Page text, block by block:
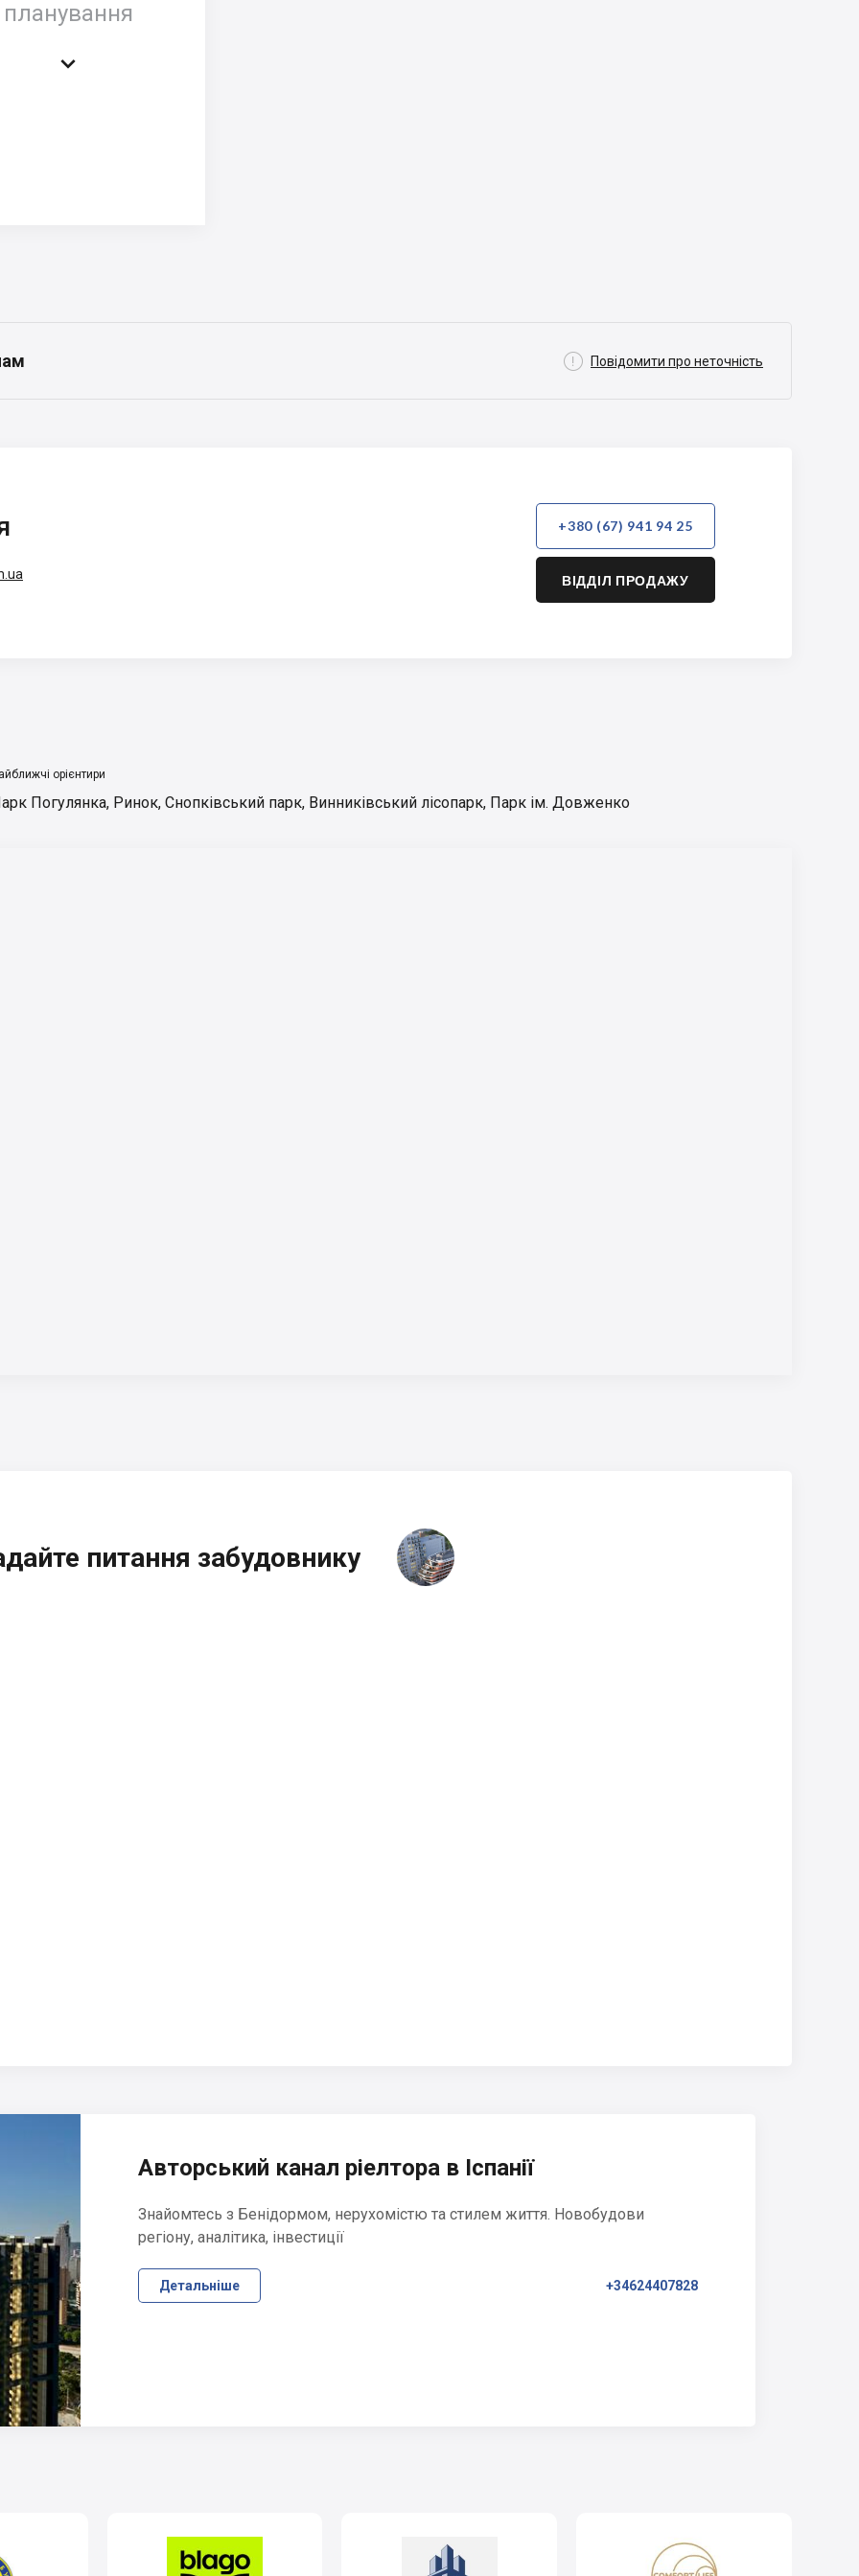
планування

 Повідомити про неточність
+380 (67) 941 94 25
ВІДДІЛ ПРОДАЖУ
орієнтири
Погулянка, Ринок, Снопківський парк, Винниківський лісопарк, Парк ім. Довженко
питання забудовнику
Авторський канал ріелтора в Іспанії
Знайомтесь з Бенідормом, нерухомістю та стилем життя. Новобудови
регіону, аналітика, інвестиції
Детальніше +34624407828